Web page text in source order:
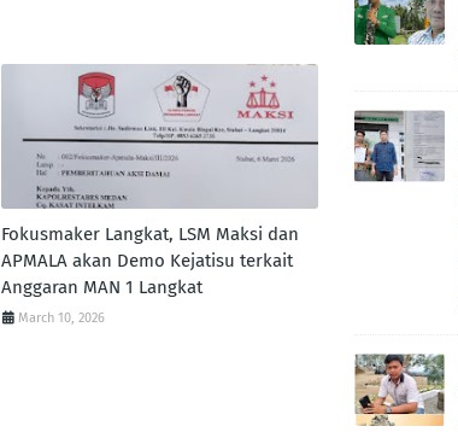
Fokusmaker Langkat, LSM Maksi dan
APMALA akan Demo Kejatisu terkait
Anggaran MAN 1 Langkat
March 10, 2026